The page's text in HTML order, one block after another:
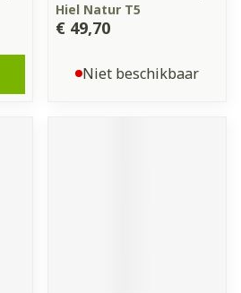
Hiel Natur T5
€ 49,70
Niet beschikbaar